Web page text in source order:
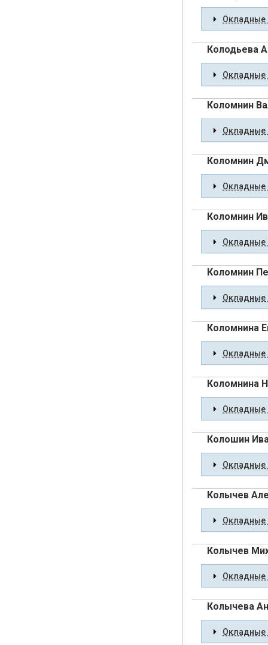
Окладные
Колодьева
Окладные
Коломнин
Окладные
Коломнин
Окладные
Коломнин
Окладные
Коломнин
Окладные
Коломнина
Окладные
Коломнина
Окладные
Колошин
Окладные
Колычев
Окладные
Колычев
Окладные
Колычева
Окладные